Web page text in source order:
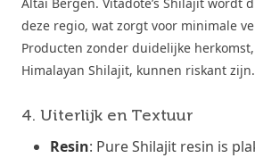
Altai Bergen. Vitadote’s Shilajit wordt
deze regio, wat zorgt voor minimale
Producten zonder duidelijke
Himalayan Shilajit, kunnen riskant zijn.
4. Uiterlijk en Textuur
Resin: Pure Shilajit resin is